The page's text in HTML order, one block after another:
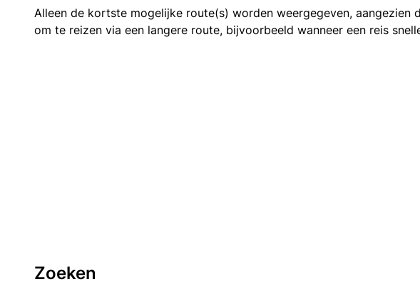
Alleen de kortste mogelijke route(s) worden weergegeven,
om te reizen via een langere route, bijvoorbeeld wanneer een reis
Zoeken